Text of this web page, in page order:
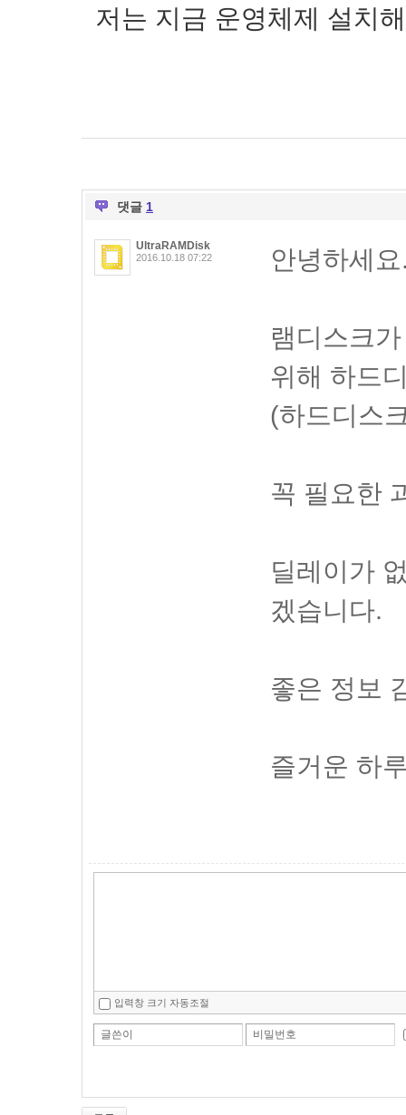
저는 지금 운영체제 설치
댓글 1
UltraRAMDisk
2016.10.18 07:22 안녕하세
램디스크
위해 하드
(하드디스
꼭 필요한
딜레이가
겠습니다.
좋은 정보
즐거운 하
입력창 크기 자동조절
글쓴이 비밀번호